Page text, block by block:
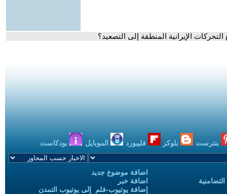
الإيرانية المنطقة إلى التصعيد؟
بنترست بلوكر فليبورد الموبايل بودكاست
اضافة موضوع جديد
اضافة خبر
إضافة يوتيوب-فلم إلى يوتيوب التمدن